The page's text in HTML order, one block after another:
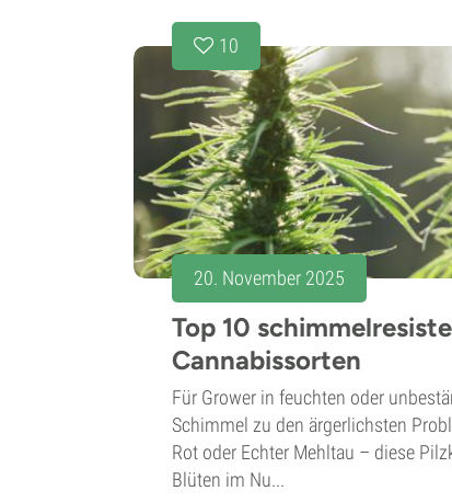
10
20. November 2025
Top 10
Cannabissorten
Für Grower in feuchten oder
Schimmel zu den ärgerlichsten
Rot oder Echter Mehltau – diese
Blüten im Nu...